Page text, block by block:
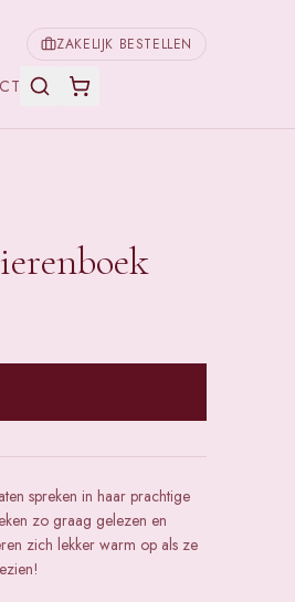
ZAKELIJK BESTELLEN
spreken in haar prachtige
zo graag gelezen en
zich lekker warm op als ze